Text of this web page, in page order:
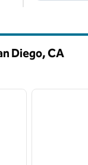
Diego,CA
siguiente imagen
1 de 12